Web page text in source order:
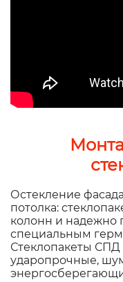
Остекление
потолка:
колонн и
специальным
Стеклопакеты
ударопрочные,